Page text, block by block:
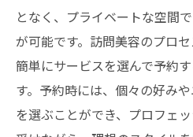
となく、プライベートな空間
が可能です。訪問美容のプロ
簡単にサービスを選んで予約
す。予約時には、個々の好み
を選ぶことができ、プロフェ